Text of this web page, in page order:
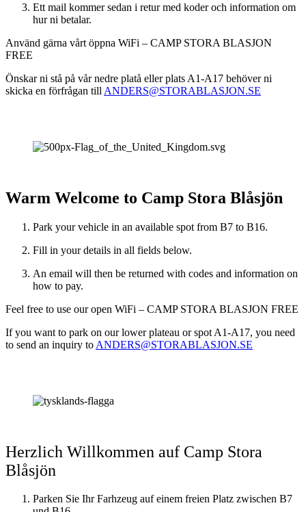
Ett mail kommer sedan i retur med koder och information om
hur ni betalar.
Använd gärna vårt öppna WiFi – CAMP STORA BLASJON
FREE
Önskar ni stå på vår nedre platå eller plats A1-A17 behöver ni
skicka en förfrågan till ANDERS@STORABLASJON.SE
Warm Welcome to Camp Stora Blåsjön
Park your vehicle in an available spot from B7 to B16.
Fill in your details in all fields below.
An email will then be returned with codes and information on
how to pay.
Feel free to use our open WiFi – CAMP STORA BLASJON FREE
If you want to park on our lower plateau or spot A1-A17, you need
to send an inquiry to ANDERS@STORABLASJON.SE
Herzlich Willkommen auf Camp Stora
Blåsjön
Parken Sie Ihr Farhzeug auf einem freien Platz zwischen B7